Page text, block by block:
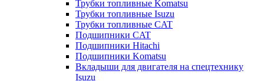
Трубки топливные Komatsu
Трубки топливные Isuzu
Трубки топливные CAT
Подшипники CAT
Подшипники Hitachi
Подшипники Komatsu
Вкладыши для двигателя на спецтехнику
Isuzu